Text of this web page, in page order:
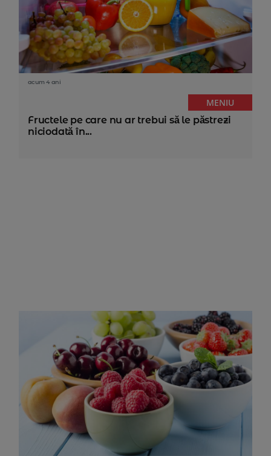
acum 4 ani
MENIU
Fructele pe care nu ar trebui să le păstrezi
niciodată în...